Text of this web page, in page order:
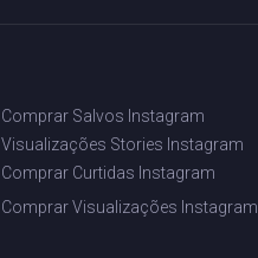
Comprar Salvos Instagram
Visualizações Stories Instagram
Comprar Curtidas Instagram
Comprar Visualizações Instagram